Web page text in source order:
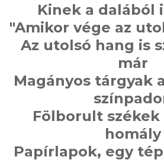
Kinek a dalából
"Amikor vége az
Az utolsó hang is
már
Magányos tárgyak
Fölborult székek
homály
Papírlapok, egy